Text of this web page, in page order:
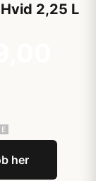
2,25 L
her